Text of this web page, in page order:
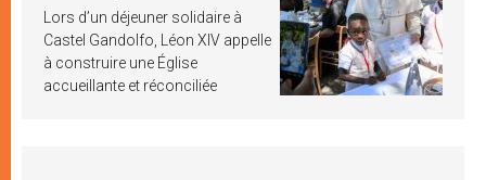
Lors d’un déjeuner solidaire à
Castel Gandolfo, Léon XIV appelle
à construire une Église
accueillante et réconciliée